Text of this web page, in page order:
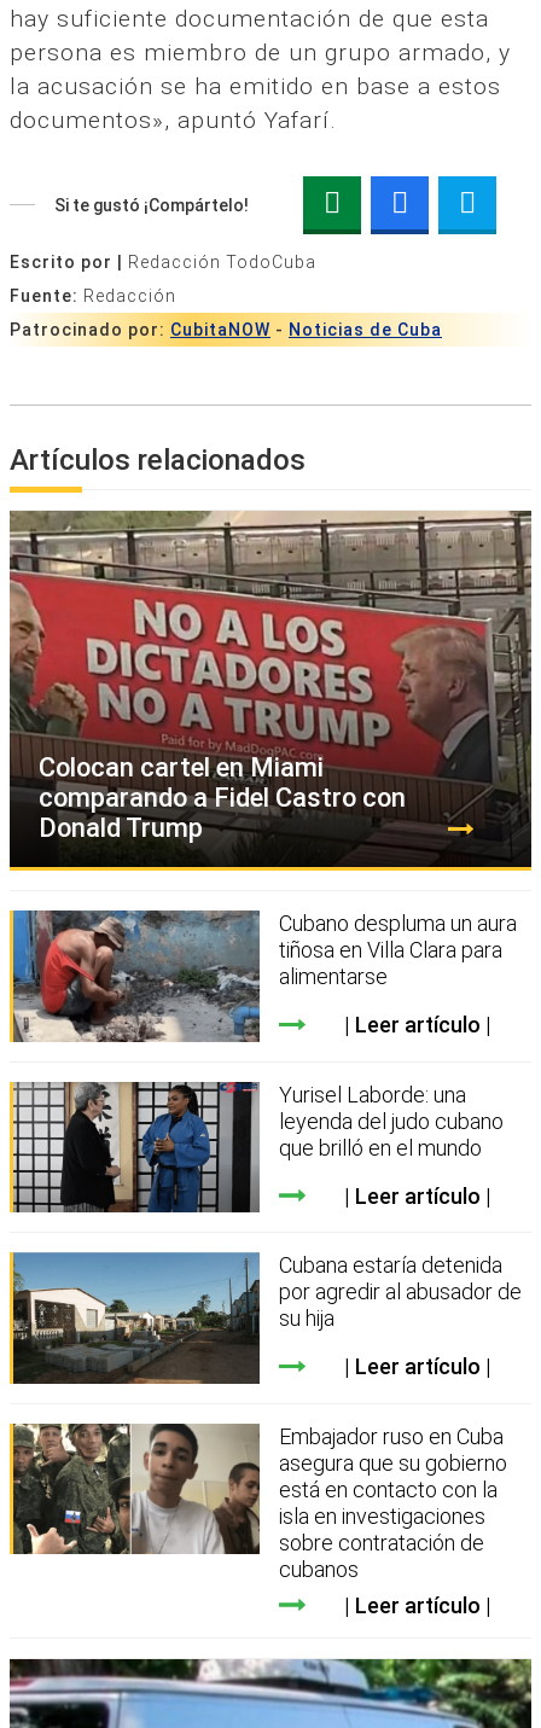
hay suficiente documentación de que esta
persona es miembro de un grupo armado, y
la acusación se ha emitido en base a estos
documentos», apuntó Yafarí.
Si te gustó ¡Compártelo!
Escrito por |
Redacción TodoCuba
Fuente: Redacción
Patrocinado por: CubitaNOW - Noticias de Cuba
Artículos relacionados
Colocan cartel en Miami
comparando a Fidel Castro con
Donald Trump
Cubano despluma un aura
tiñosa en Villa Clara para
alimentarse
Leer artículo
Yurisel Laborde: una
leyenda del judo cubano
que brilló en el mundo
Leer artículo
Cubana estaría detenida
por agredir al abusador de
su hija
Leer artículo
Embajador ruso en Cuba
asegura que su gobierno
está en contacto con la
isla en investigaciones
sobre contratación de
cubanos
Leer artículo